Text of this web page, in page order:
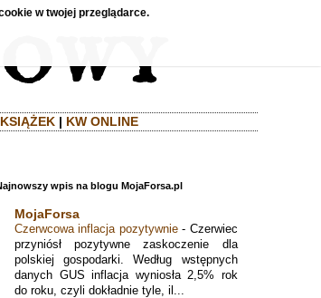
| KW ONLINE
wpis na blogu MojaForsa.pl
MojaForsa
Czerwcowa inflacja pozytywnie- Czerwiec
przyniósł pozytywne zaskoczenie dla
polskiej gospodarki. Według wstępnych
danych GUS inflacja wyniosła 2,5% rok
do roku, czyli dokładnie tyle, il...
w twojej przeglądarce.